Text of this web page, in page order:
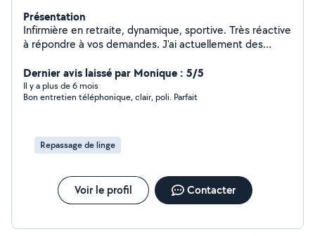
Présentation
Infirmière en retraite, dynamique, sportive. Très réactive
à répondre à vos demandes. J'ai actuellement des
accepte d'autres. Aime les animaux domestiques.
Dernier avis laissé par Monique : 5/5
Il y a plus de 6 mois
Bon entretien téléphonique, clair, poli. Parfait
Repassage de linge
Voir le profil Contacter